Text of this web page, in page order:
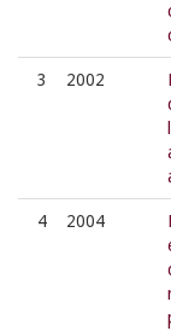
3 2002
4 2004